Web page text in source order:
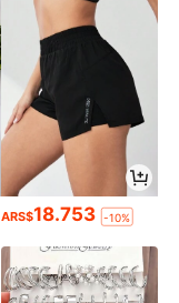
ARS$18.753 -10%